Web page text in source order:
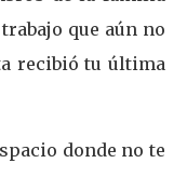
que aún no
recibió tu última
donde no te